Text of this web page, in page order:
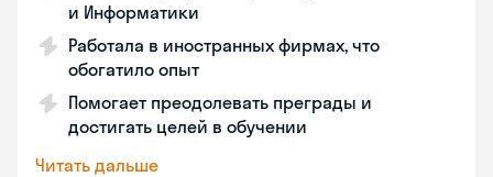
и Информатики
Работала в иностранных фирмах, что
обогатило опыт
Помогает преодолевать преграды и
достигать целей в обучении
Читать дальше